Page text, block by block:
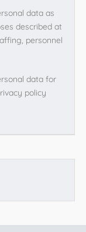
data as
described at
personnel
data for
policy